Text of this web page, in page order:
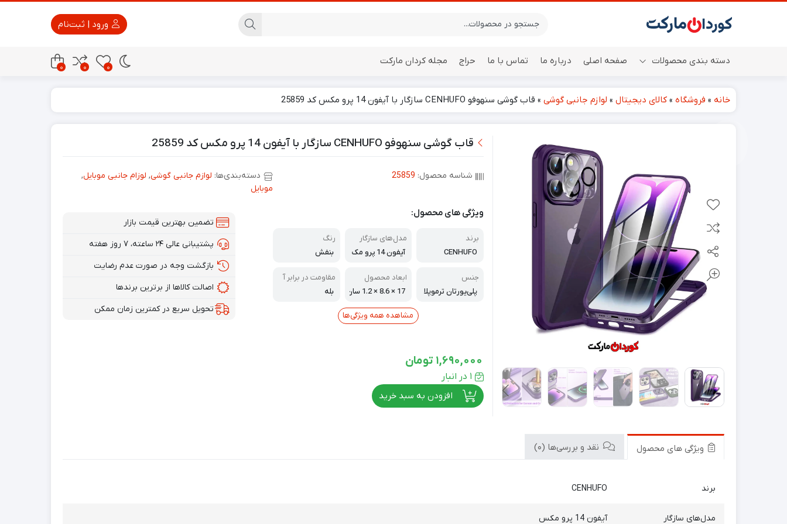
دسته بندی محصولات
اسپیکر ایستگاه هواشناسی باتری
صفحه اصلی درباره ما تماس با ما حراج مجله کردان مارکت
0
0
0
خانه » فروشگاه » کالای دیجیتال » لوازم جانبی گوشی » قاب گوشی سنهوفو CENHUFO سازگار با آیفون 14 پرو مکس کد 25859
قاب گوشی سنهوفو CENHUFO سازگار با آیفون 14 پرو مکس کد 25859
شناسه محصول: 25859 دسته‌بندی‌ها: لوازم جانبی گوشی, لوزام جانبی موبایل,
موبایل
ویژگی های محصول:
برند
CENHUFO
مدل‌های سازگار
آیفون 14 پرو مک
رنگ
بنفش
جنس
پلی‌یورتان ترموپلا
ابعاد محصول
17 × 8.6 × 1.2 سان
مقاومت در برابر آ
ب
بله
مشاهده همه ویژگی‌ها
تضمین بهترین قیمت بازار
پشتیبانی عالی ۲۴ ساعته، ۷ روز هفته
بازگشت وجه در صورت عدم رضایت
اصالت کالاها از برترین برندها
تحویل سریع در کمترین زمان ممکن
1,690,000 تومان
1 در انبار
افزودن به سبد خرید
ویژگی های محصول نقد و بررسی‌ها (0)
برند CENHUFO
مدل‌های سازگار آیفون 14 پرو مکس